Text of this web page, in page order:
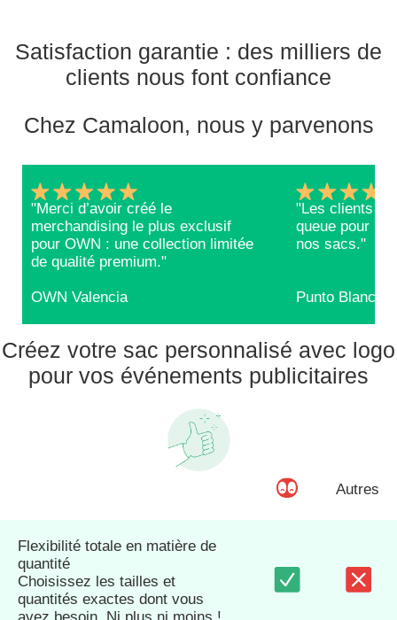
Satisfaction garantie : des milliers de
clients nous font confiance
Chez Camaloon, nous y parvenons
"Merci d’avoir créé le
merchandising le plus exclusif
pour OWN : une collection limitée
de qualité premium."
OWN Valencia
"Les clients
queue pour
nos sacs."
Punto Blanco
Créez votre sac personnalisé avec logo
pour vos événements publicitaires
Autres
Flexibilité totale en matière de
quantité
Choisissez les tailles et
quantités exactes dont vous